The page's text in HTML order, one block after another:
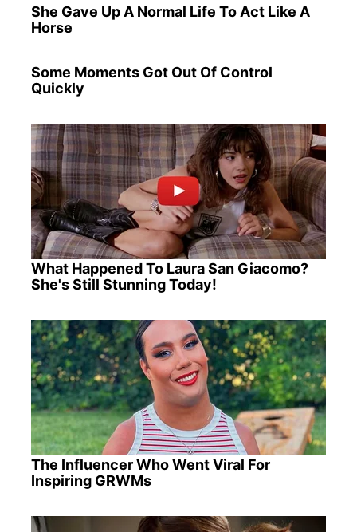
She Gave Up A Normal Life To Act Like A
Horse
Some Moments Got Out Of Control
Quickly
What Happened To Laura San Giacomo?
She's Still Stunning Today!
The Influencer Who Went Viral For
Inspiring GRWMs